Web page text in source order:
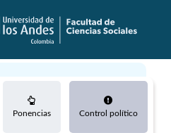
Ponencias Control político